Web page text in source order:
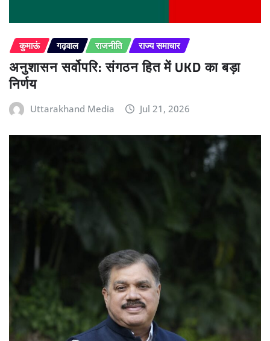
कुमाऊं गढ़वाल राजनीति राज्य समाचार
अनुशासन सर्वोपरि: संगठन हित में UKD का बड़ा
निर्णय
Uttarakhand Media Jul 21, 2026